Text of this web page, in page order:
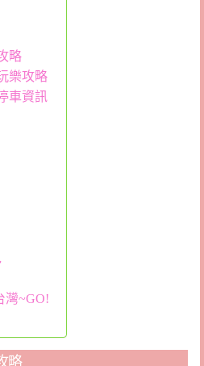
略
樂攻略
車資訊
灣~GO!
略